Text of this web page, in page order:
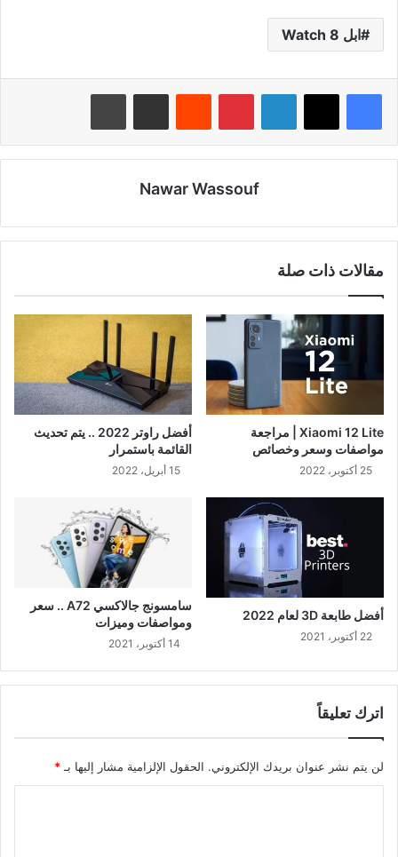
ابل Watch 8
لينكدإن بينتيريست
Nawar Wassouf
مقالات ذات صلة
Xiaomi 12 Lite | مراجعة
مواصفات وسعر وخصائص
25 أكتوبر، 2022
أفضل راوتر 2022 .. يتم تحديث
القائمة باستمرار
15 أبريل، 2022
أفضل طابعة 3D لعام 2022
22 أكتوبر، 2021
سامسونج جالاكسي A72 .. سعر
ومواصفات وميزات
14 أكتوبر، 2021
اترك تعليقاً
لن يتم نشر عنوان بريدك الإلكتروني. الحقول الإلزامية مشار إليها بـ *